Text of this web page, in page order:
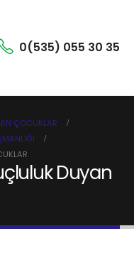
0(535) 055 30 35
ÇOCUKLAR
Duyan